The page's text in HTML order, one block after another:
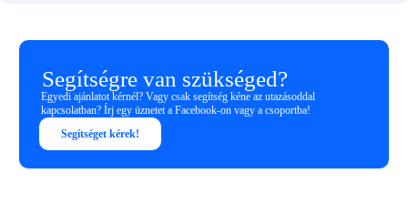
Segítségre van szükséged?
Egyedi ajánlatot kérnél? Vagy csak segítség kéne az utazásoddal
kapcsolatban? Írj egy üznetet a Facebook-on vagy a csoportba!
Segítséget kérek!